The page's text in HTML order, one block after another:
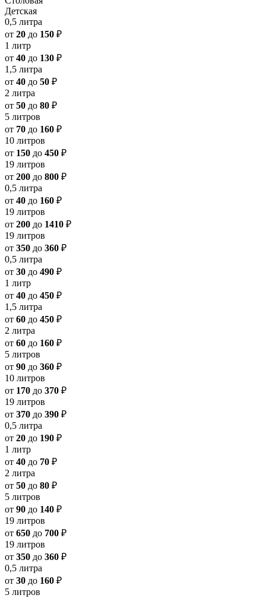
Детская
0,5 литра
от 20 до 150 ₽
1 литр
от 40 до 130 ₽
1,5 литра
от 40 до 50 ₽
2 литра
от 50 до 80 ₽
5 литров
от 70 до 160 ₽
10 литров
от 150 до 450 ₽
19 литров
от 200 до 800 ₽
0,5 литра
от 40 до 160 ₽
19 литров
от 200 до 1410 ₽
19 литров
от 350 до 360 ₽
0,5 литра
от 30 до 490 ₽
1 литр
от 40 до 450 ₽
1,5 литра
от 60 до 450 ₽
2 литра
от 60 до 160 ₽
5 литров
от 90 до 360 ₽
10 литров
от 170 до 370 ₽
19 литров
от 370 до 390 ₽
0,5 литра
от 20 до 190 ₽
1 литр
от 40 до 70 ₽
2 литра
от 50 до 80 ₽
5 литров
от 90 до 140 ₽
19 литров
от 650 до 700 ₽
19 литров
от 350 до 360 ₽
0,5 литра
от 30 до 160 ₽
5 литров